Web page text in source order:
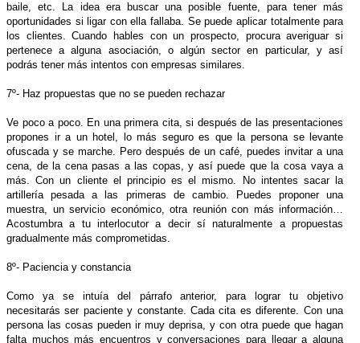
baile, etc. La idea era buscar una posible fuente, para tener más
oportunidades si ligar con ella fallaba. Se puede aplicar totalmente para
los clientes. Cuando hables con un prospecto, procura averiguar si
pertenece a alguna asociación, o algún sector en particular, y así
podrás tener más intentos con empresas similares.
7º- Haz propuestas que no se pueden rechazar
Ve poco a poco. En una primera cita, si después de las presentaciones
propones ir a un hotel, lo más seguro es que la persona se levante
ofuscada y se marche. Pero después de un café, puedes invitar a una
cena, de la cena pasas a las copas, y así puede que la cosa vaya a
más. Con un cliente el principio es el mismo. No intentes sacar la
artillería pesada a las primeras de cambio. Puedes proponer una
muestra, un servicio económico, otra reunión con más información…
Acostumbra a tu interlocutor a decir sí naturalmente a propuestas
gradualmente más comprometidas.
8º- Paciencia y constancia
Como ya se intuía del párrafo anterior, para lograr tu objetivo
necesitarás ser paciente y constante. Cada cita es diferente. Con una
persona las cosas pueden ir muy deprisa, y con otra puede que hagan
falta muchos más encuentros y conversaciones para llegar a alguna